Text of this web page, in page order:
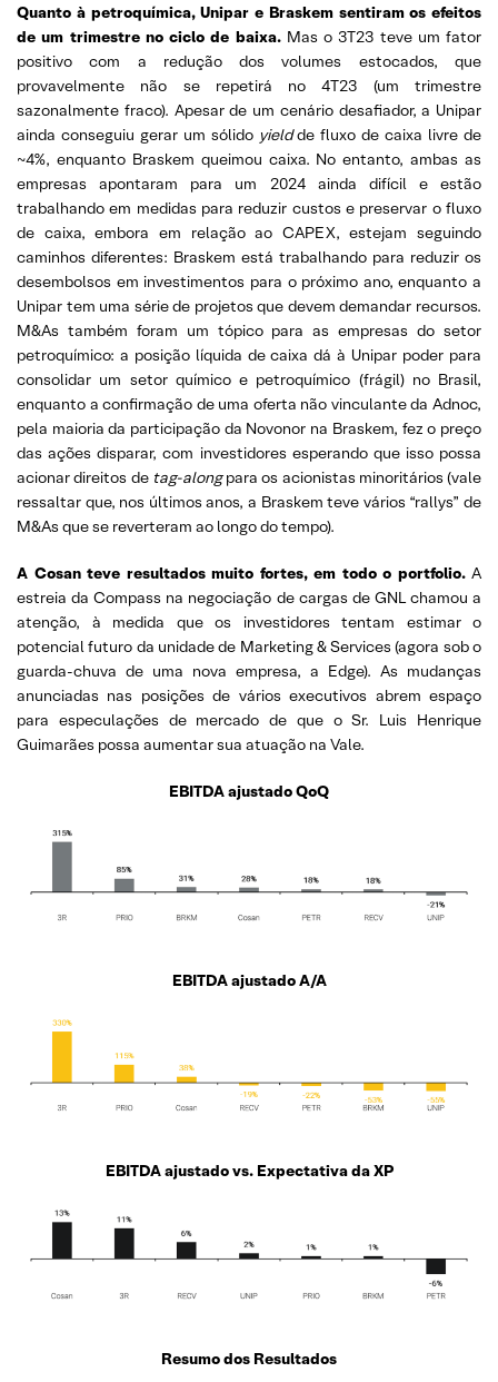
Quanto à petroquímica, Unipar e Braskem sentiram os efeitos
de um trimestre no ciclo de baixa.Mas o 3T23 teve um fator
positivo com a redução dos volumes estocados, que
provavelmente não se repetirá no 4T23 (um trimestre
sazonalmente fraco). Apesar de um cenário desafiador, a Unipar
ainda conseguiu gerar um sólido yieldde fluxo de caixa livre de
~4%, enquanto Braskem queimou caixa. No entanto, ambas as
empresas apontaram para um 2024 ainda difícil e estão
trabalhando em medidas para reduzir custos e preservar o fluxo
de caixa, embora em relação ao CAPEX, estejam seguindo
caminhos diferentes: Braskem está trabalhando para reduzir os
desembolsos em investimentos para o próximo ano, enquanto a
Unipar tem uma série de projetos que devem demandar recursos.
M&As também foram um tópico para as empresas do setor
petroquímico: a posição líquida de caixa dá à Unipar poder para
consolidar um setor químico e petroquímico (frágil) no Brasil,
enquanto a confirmação de uma oferta não vinculante da Adnoc,
pela maioria da participação da Novonor na Braskem, fez o preço
das ações disparar, com investidores esperando que isso possa
acionar direitos de tag-alongpara os acionistas minoritários (vale
ressaltar que, nos últimos anos, a Braskem teve vários “rallys” de
M&As que se reverteram ao longo do tempo).
A Cosan teve resultados muito fortes, em todo o portfolio.A
estreia da Compass na negociação de cargas de GNL chamou a
atenção, à medida que os investidores tentam estimar o
potencial futuro da unidade de Marketing & Services (agora sob o
guarda-chuva de uma nova empresa, a Edge). As mudanças
anunciadas nas posições de vários executivos abrem espaço
para especulações de mercado de que o Sr. Luis Henrique
Guimarães possa aumentar sua atuação na Vale.
EBITDA ajustado QoQ
EBITDA ajustado A/A
EBITDA ajustado vs. Expectativa da XP
Resumo dos Resultados